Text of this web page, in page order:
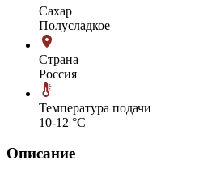
Сахар
Полусладкое
Страна
Россия
Температура подачи
10-12 °С
Описание